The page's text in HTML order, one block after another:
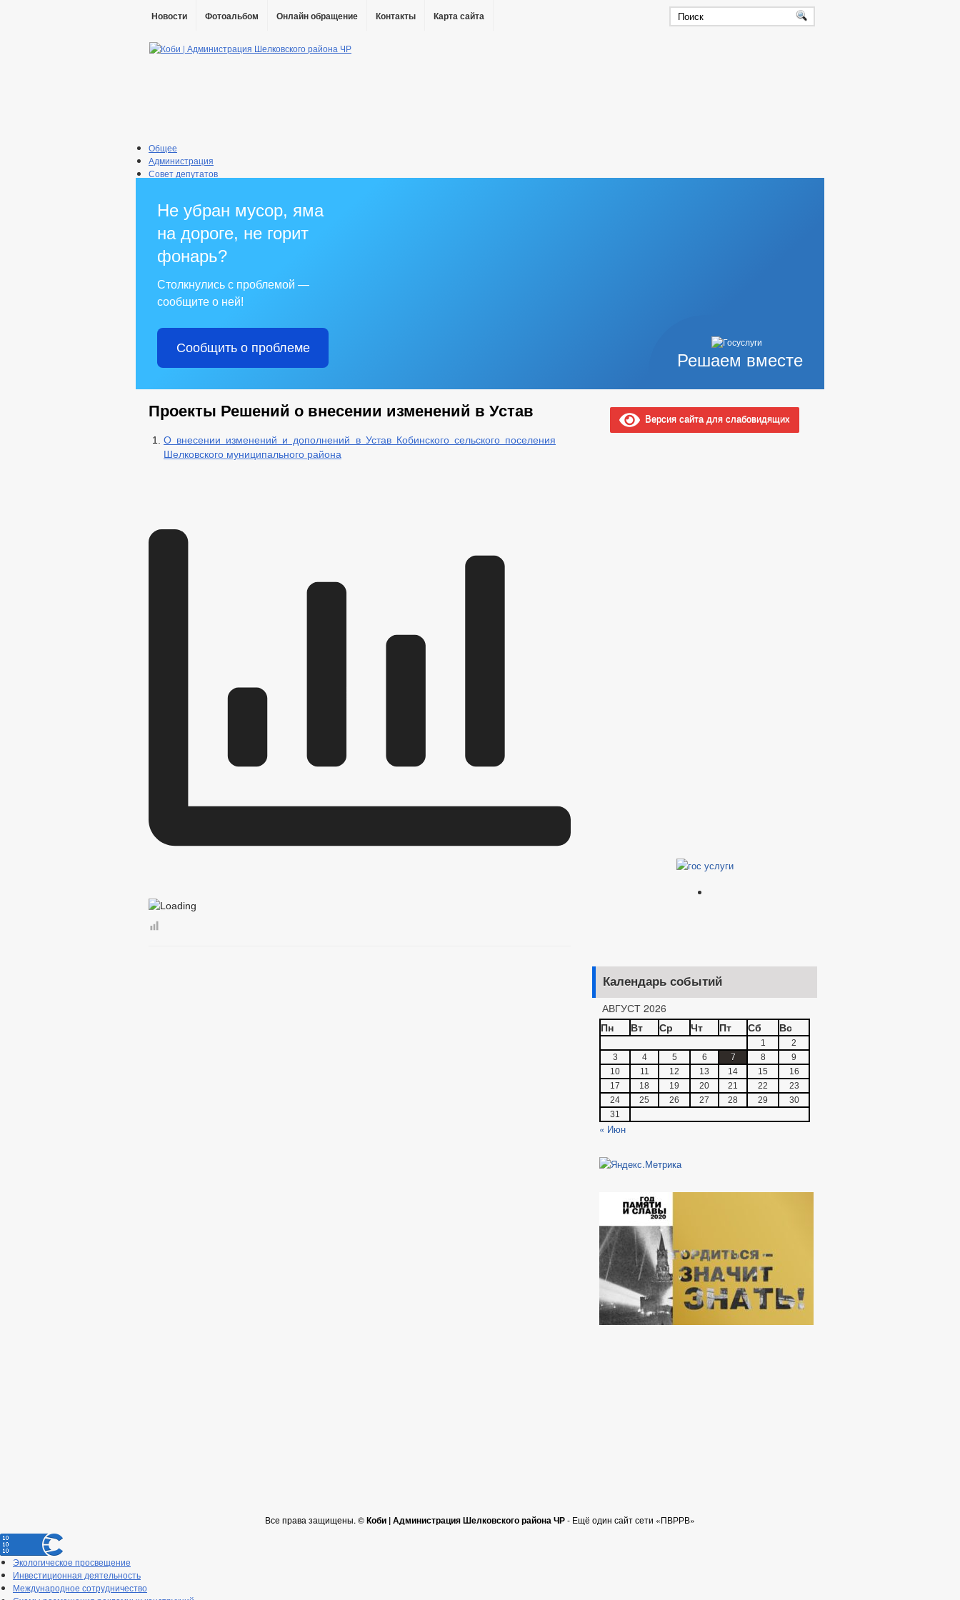
Новости Фотоальбом Онлайн обращение Контакты Карта сайта
Общее
Администрация
Совет депутатов
Бюджет
Прием граждан
Решаем вместе
Не убран мусор, яма
на дороге, не горит
фонарь?
Столкнулись с проблемой —
сообщите о ней!
Сообщить о проблеме
Проекты Решений о внесении изменений в Устав
О внесении изменений и дополнений в Устав Кобинского сельского поселения
Шелковского муниципального района
Версия сайта для слабовидящих
Календарь событий
АВГУСТ 2026
Пн
Вт Ср Чт Пт Сб Вс
1
2
3
4 5 6 7 8
9
10
11 12 13 14 15
16
17
18 19 20 21 22
23
24
25 26 27 28 29
30
31
« Июн
Все права защищены. ©Коби | Администрация Шелковского района ЧР- Ещё один сайт сети «ПВРРВ»
Экологическое просвещение
Инвестиционная деятельность
Международное сотрудничество